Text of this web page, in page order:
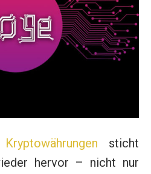
Kryptowährungen sticht
hervor – nicht nur